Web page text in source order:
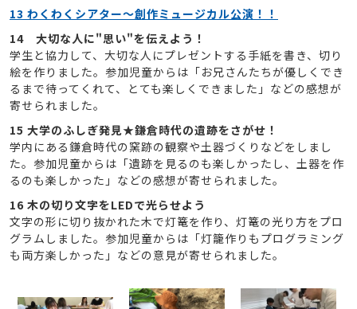
13 わくわくシアター〜創作ミュージカル公演！！
14 大切な人に"思い"を伝えよう！
学生と協力して、大切な人にプレゼントする手紙を書き、切り
絵を作りました。参加児童からは「お兄さんたちが優しくでき
るまで待ってくれて、とても楽しくできました」などの感想が
寄せられました。
15 大学のふしぎ発見★鎌倉時代の遺跡をさがせ！
学内にある鎌倉時代の窯跡の観察や土器づくりなどをしまし
た。参加児童からは「遺跡を見るのも楽しかったし、土器を作
るのも楽しかった」などの感想が寄せられました。
16 木の切り文字をLEDで光らせよう
文字の形に切り抜かれた木で灯篭を作り、灯篭の光り方をプロ
グラムしました。参加児童からは「灯籠作りもプログラミング
も両方楽しかった」などの意見が寄せられました。